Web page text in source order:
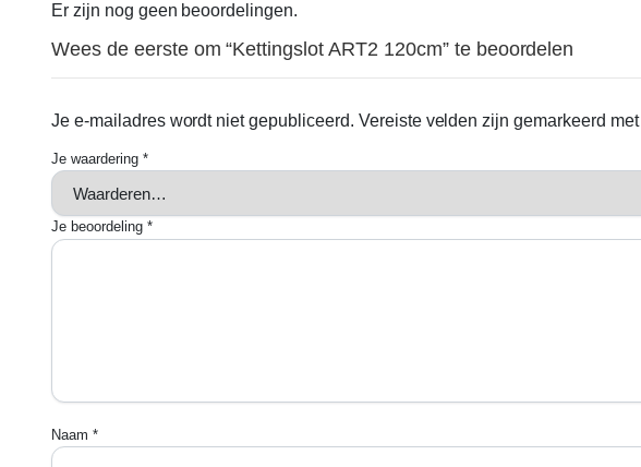
Er zijn nog geen beoordelingen.
Wees de eerste om “Kettingslot ART2 120cm” te beoordelen
Je e-mailadres wordt niet gepubliceerd. Vereiste velden zijn gemarkeerd met
Je waardering *
Je beoordeling *
Naam *